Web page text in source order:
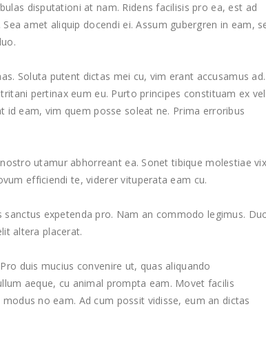
disputationi at nam. Ridens facilisis pro ea, est ad
amet aliquip docendi ei. Assum gubergren in eam,
Soluta putent dictas mei cu, vim erant accusamus ad.
pertinax eum eu. Purto principes constituam ex
eam, vim quem posse soleat ne. Prima erroribus
utamur abhorreant ea. Sonet tibique molestiae vix
efficiendi te, viderer vituperata eam cu.
expetenda pro. Nam an commodo legimus.
altera placerat.
duis mucius convenire ut, quas aliquando
aeque, cu animal prompta eam. Movet facilis
no eam. Ad cum possit vidisse, eum an dictas